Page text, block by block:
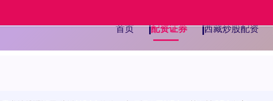
首页 配资证券 西藏炒股配资